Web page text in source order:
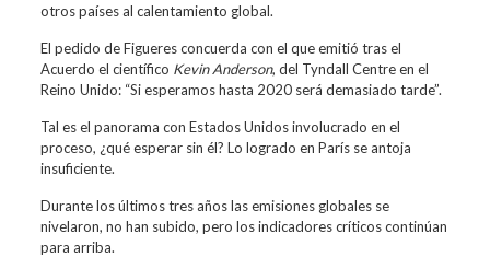
otros países al calentamiento global.
El pedido de Figueres concuerda con el que emitió tras el
Acuerdo el científico Kevin Anderson, del Tyndall Centre en el
Reino Unido: “Si esperamos hasta 2020 será demasiado tarde”.
Tal es el panorama con Estados Unidos involucrado en el
proceso, ¿qué esperar sin él? Lo logrado en París se antoja
insuficiente.
Durante los últimos tres años las emisiones globales se
nivelaron, no han subido, pero los indicadores críticos continúan
para arriba.